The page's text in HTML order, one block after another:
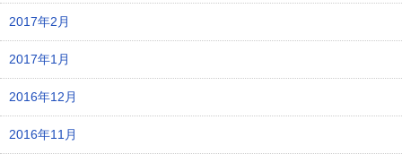
2017年2月
2017年1月
2016年12月
2016年11月